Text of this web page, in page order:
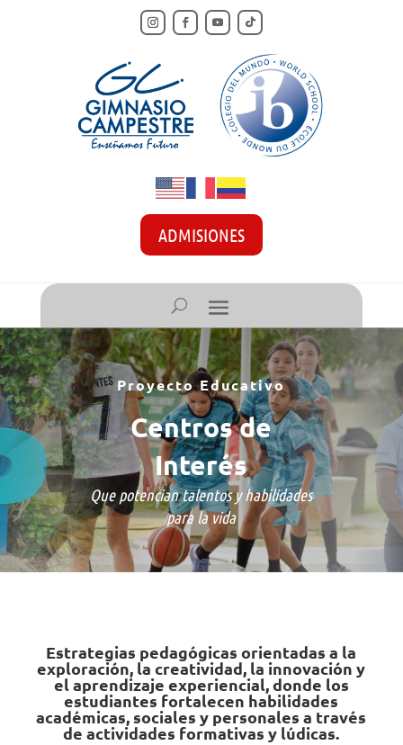
ADMISIONES
Proyecto Educativo
Centros de
Interés
Que potencian talentos y habilidades
para la vida
Estrategias pedagógicas orientadas a la
exploración, la creatividad, la innovación y
el aprendizaje experiencial, donde los
estudiantes fortalecen habilidades
académicas, sociales y personales a través
de actividades formativas y lúdicas.